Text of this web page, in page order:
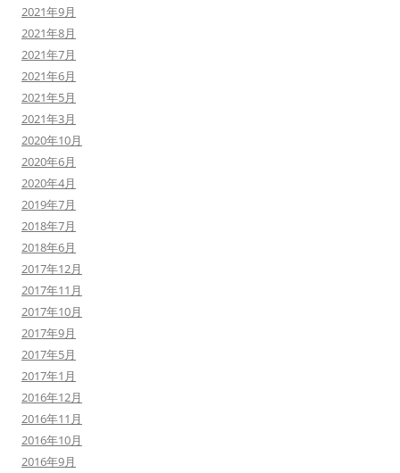
2021年9月
2021年8月
2021年7月
2021年6月
2021年5月
2021年3月
2020年10月
2020年6月
2020年4月
2019年7月
2018年7月
2018年6月
2017年12月
2017年11月
2017年10月
2017年9月
2017年5月
2017年1月
2016年12月
2016年11月
2016年10月
2016年9月